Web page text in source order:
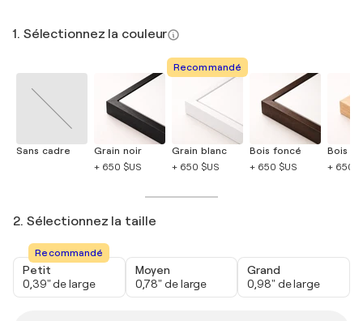
1. Sélectionnez la couleur
Sans cadre
Grain noir
+ 650 $US
Recommandé
Grain blanc
+ 650 $US
Bois foncé
+ 650 $US
Bois
+ 650
2. Sélectionnez la taille
Recommandé
Petit
0,39" de large
Moyen
0,78" de large
Grand
0,98" de large